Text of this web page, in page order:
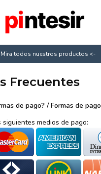
Mira todos nuestros productos <-
Frecuentes
de pago? / Formas de pago
medios de pago: